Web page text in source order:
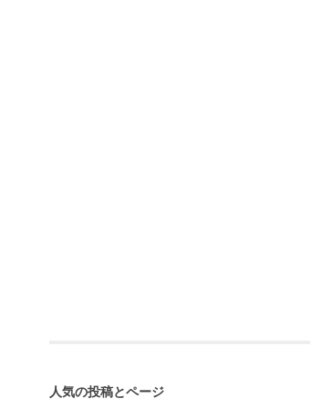
人気の投稿とページ